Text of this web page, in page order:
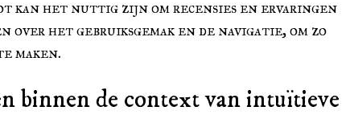
kan het nuttig zijn om recensies en ervaringen
over het gebruiksgemak en de navigatie, om zo
maken.
binnen de context van intuïtieve